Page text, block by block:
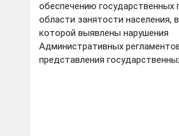
обеспечению государственных
области занятости населения,
которой выявлены нарушения
Административных
представления